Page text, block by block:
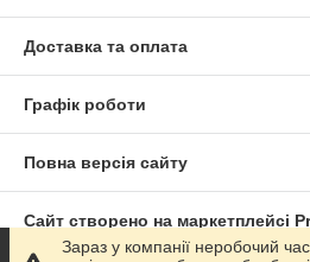
Доставка та оплата
Графік роботи
Повна версія сайту
Сайт створено на маркетплейсі
Зараз у компанії неробочий